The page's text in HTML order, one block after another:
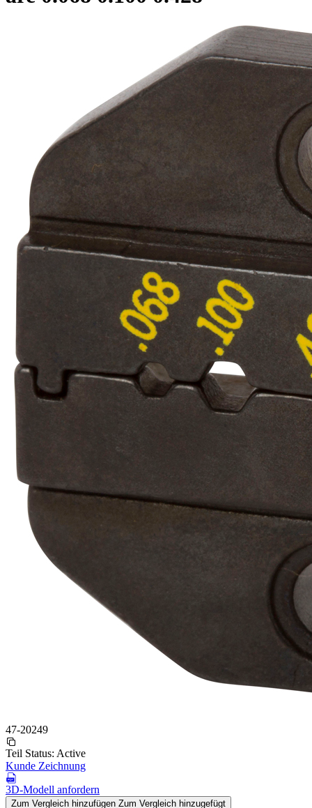
47-20249
Teil Status: Active
Kunde Zeichnung
3D-Modell anfordern
Zum Vergleich hinzufügen Zum Vergleich hinzugefügt